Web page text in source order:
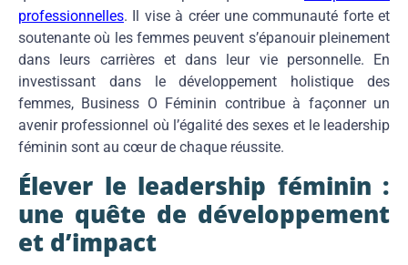
professionnelles. Il vise à créer une communauté forte et
soutenante où les femmes peuvent s’épanouir pleinement
dans leurs carrières et dans leur vie personnelle. En
investissant dans le développement holistique des
femmes, Business O Féminin contribue à façonner un
avenir professionnel où l’égalité des sexes et le leadership
féminin sont au cœur de chaque réussite.
Élever le leadership féminin :
une quête de développement
et d’impact